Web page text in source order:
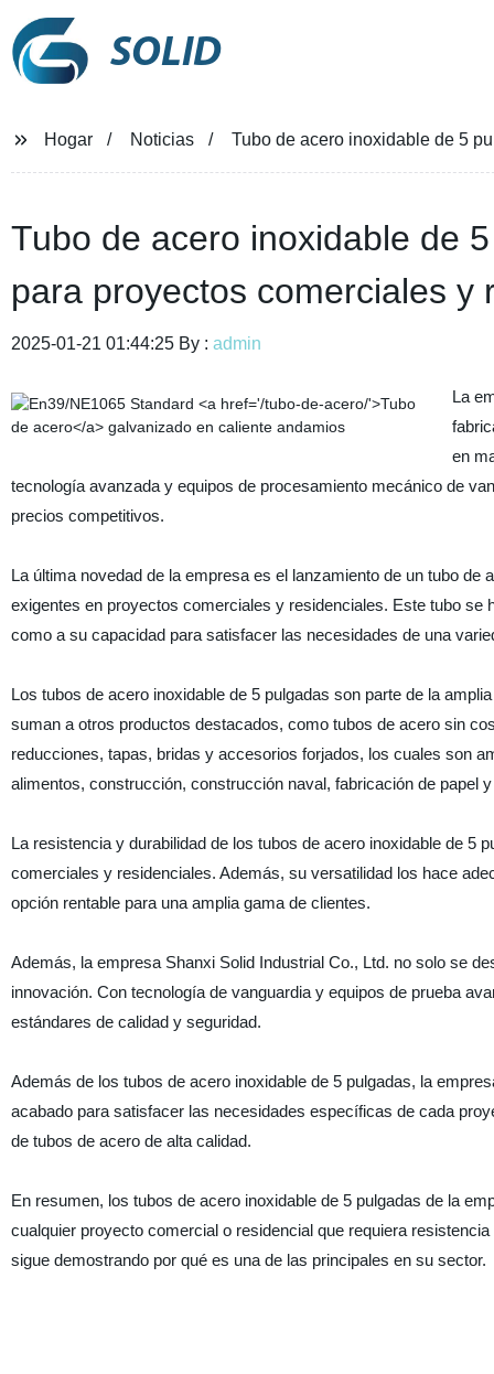
SOLID
Hogar Noticias Tubo de acero inoxidable de 5
Tubo de acero inoxidable de
para proyectos comerciales y
2025-01-21 01:44:25 By : admin
La
en
tecnología avanzada y equipos de procesamiento mecánico de
precios competitivos.
La última novedad de la empresa es el lanzamiento de un tubo
exigentes en proyectos comerciales y residenciales. Este tubo se
como a su capacidad para satisfacer las necesidades de una
Los tubos de acero inoxidable de 5 pulgadas son parte de la
suman a otros productos destacados, como tubos de acero sin
reducciones, tapas, bridas y accesorios forjados, los cuales son
alimentos, construcción, construcción naval, fabricación de papel
La resistencia y durabilidad de los tubos de acero inoxidable de 5
comerciales y residenciales. Además, su versatilidad los hace
opción rentable para una amplia gama de clientes.
Además, la empresa Shanxi Solid Industrial Co., Ltd. no solo se
innovación. Con tecnología de vanguardia y equipos de prueba
estándares de calidad y seguridad.
Además de los tubos de acero inoxidable de 5 pulgadas, la
acabado para satisfacer las necesidades específicas de cada
de tubos de acero de alta calidad.
En resumen, los tubos de acero inoxidable de 5 pulgadas de la
cualquier proyecto comercial o residencial que requiera
sigue demostrando por qué es una de las principales en su sector.